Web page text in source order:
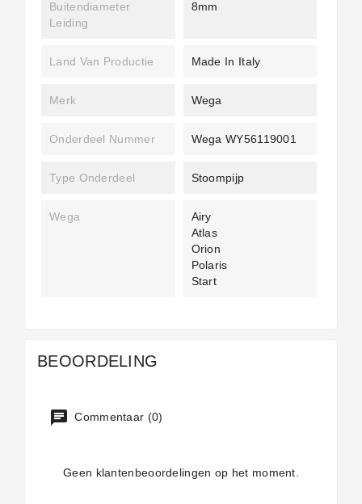
Buitendiameter
Leiding
8mm
Land Van Productie Made In Italy
Merk Wega
Onderdeel Nummer Wega WY56119001
Type Onderdeel Stoompijp
Wega
Airy
Atlas
Orion
Polaris
Start
BEOORDELING
Commentaar (0)
Geen klantenbeoordelingen op het moment.